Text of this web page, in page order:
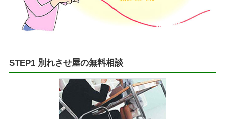
STEP1 別れさせ屋の無料相談